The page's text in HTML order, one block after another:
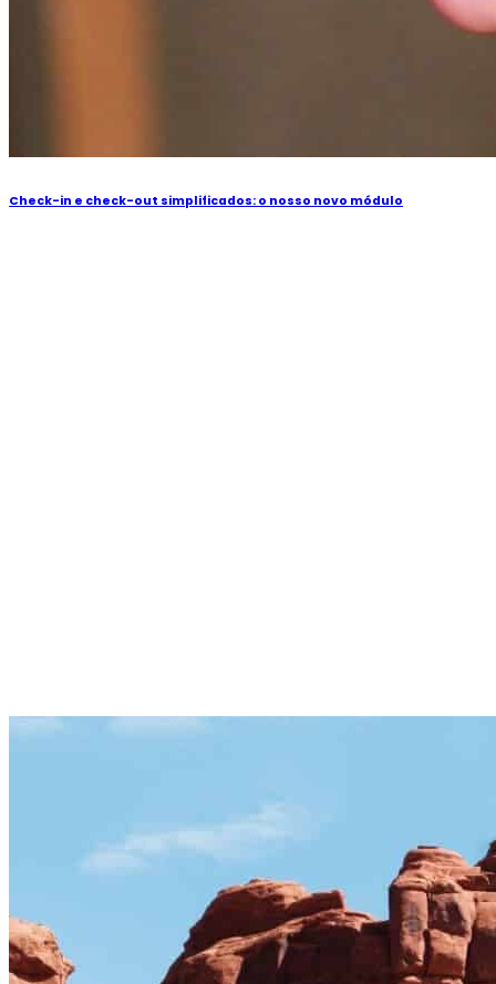
Check-in e check-out simplificados: o nosso novo módulo